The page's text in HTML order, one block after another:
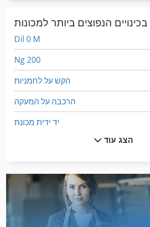
Dil 0 M
Ng 200
הקש על לחמניות
הרכבה על המעקה
יד ידית מכונת
מאכיל מכונה
מחרטה עץ עם כלים ואביזרים
הצג עוד